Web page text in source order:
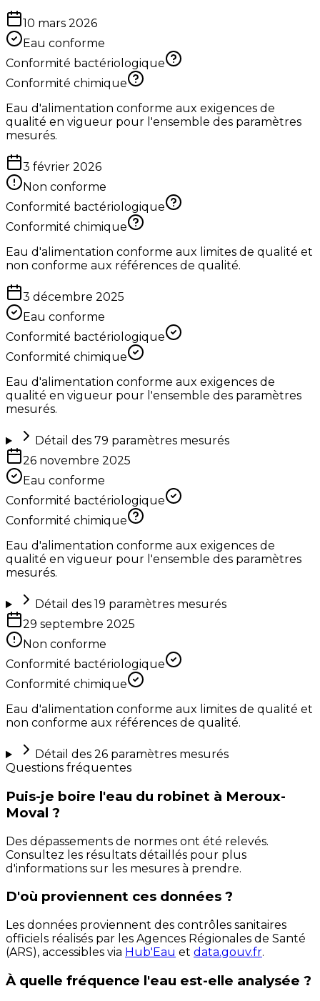
10 mars 2026
Eau conforme
Conformité bactériologique
Conformité chimique
Eau d'alimentation conforme aux exigences de
qualité en vigueur pour l'ensemble des paramètres
mesurés.
3 février 2026
Non conforme
Conformité bactériologique
Conformité chimique
Eau d'alimentation conforme aux limites de qualité et
non conforme aux références de qualité.
3 décembre 2025
Eau conforme
Conformité bactériologique
Conformité chimique
Eau d'alimentation conforme aux exigences de
qualité en vigueur pour l'ensemble des paramètres
mesurés.
Détail des 79 paramètres mesurés
26 novembre 2025
Eau conforme
Conformité bactériologique
Conformité chimique
Eau d'alimentation conforme aux exigences de
qualité en vigueur pour l'ensemble des paramètres
mesurés.
Détail des 19 paramètres mesurés
29 septembre 2025
Non conforme
Conformité bactériologique
Conformité chimique
Eau d'alimentation conforme aux limites de qualité et
non conforme aux références de qualité.
Détail des 26paramètres mesurés
Questions fréquentes
Puis-je boire l'eau du robinet à Meroux-
Moval ?
Des dépassements de normes ont été relevés.
Consultez les résultats détaillés pour plus
d'informations sur les mesures à prendre.
D'où proviennent ces données ?
Les données proviennent des contrôles sanitaires
officiels réalisés par les Agences Régionales de Santé
(ARS), accessibles via Hub'Eau et data.gouv.fr.
À quelle fréquence l'eau est-elle analysée ?